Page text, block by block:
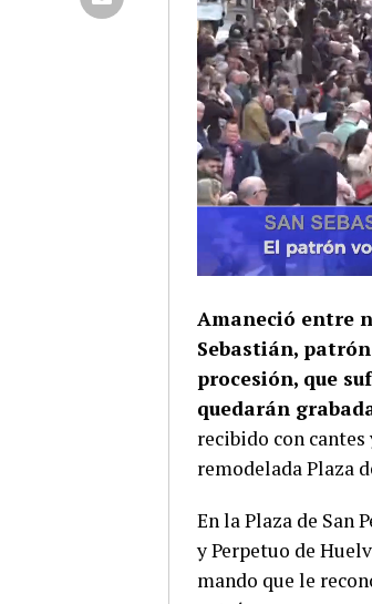
Amaneció entre
Sebastián,
procesión, que
quedarán
recibido con
remodelada Plaza
En la Plaza de San
y Perpetuo de
mando que le